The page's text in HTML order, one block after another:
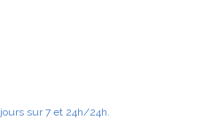
sur 7 et 24h/24h.